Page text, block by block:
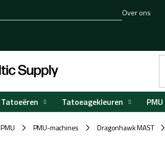
Over ons
Tatoeëren Tatoeagekleuren PMU
PMU / PMU-machines / Dragonhawk MAST /